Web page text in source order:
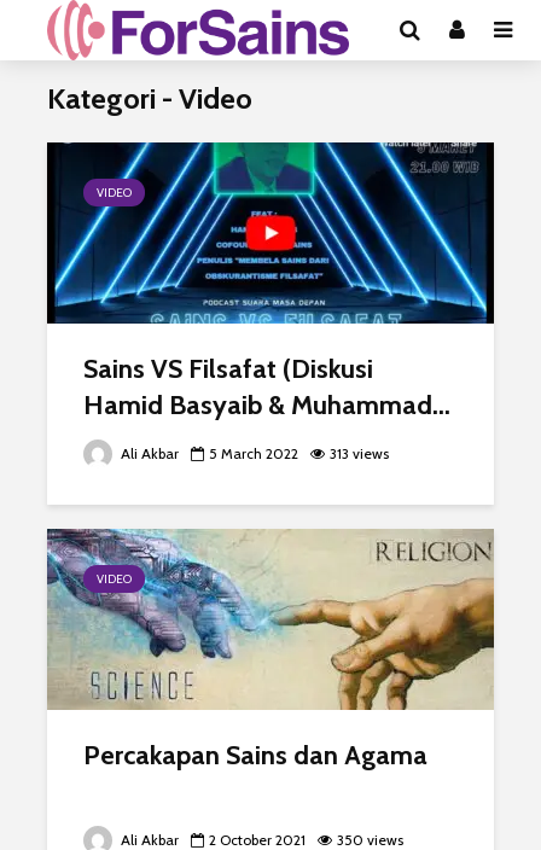
Kategori - Video
VIDEO
Sains VS Filsafat (Diskusi
Hamid Basyaib & Muhammad...
Ali Akbar 5 March 2022 313 views
VIDEO
Percakapan Sains dan Agama
Ali Akbar 2 October 2021 350 views